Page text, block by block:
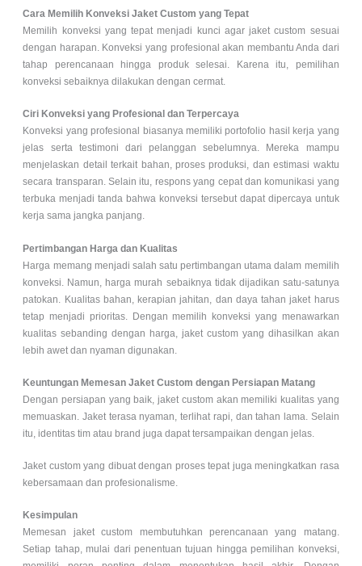
Cara Memilih Konveksi Jaket Custom yang Tepat
Memilih konveksi yang tepat menjadi kunci agar jaket custom sesuai
dengan harapan. Konveksi yang profesional akan membantu Anda dari
tahap perencanaan hingga produk selesai. Karena itu, pemilihan
konveksi sebaiknya dilakukan dengan cermat.
Ciri Konveksi yang Profesional dan Terpercaya
Konveksi yang profesional biasanya memiliki portofolio hasil kerja yang
jelas serta testimoni dari pelanggan sebelumnya. Mereka mampu
menjelaskan detail terkait bahan, proses produksi, dan estimasi waktu
secara transparan. Selain itu, respons yang cepat dan komunikasi yang
terbuka menjadi tanda bahwa konveksi tersebut dapat dipercaya untuk
kerja sama jangka panjang.
Pertimbangan Harga dan Kualitas
Harga memang menjadi salah satu pertimbangan utama dalam memilih
konveksi. Namun, harga murah sebaiknya tidak dijadikan satu-satunya
patokan. Kualitas bahan, kerapian jahitan, dan daya tahan jaket harus
tetap menjadi prioritas. Dengan memilih konveksi yang menawarkan
kualitas sebanding dengan harga, jaket custom yang dihasilkan akan
lebih awet dan nyaman digunakan.
Keuntungan Memesan Jaket Custom dengan Persiapan Matang
Dengan persiapan yang baik, jaket custom akan memiliki kualitas yang
memuaskan. Jaket terasa nyaman, terlihat rapi, dan tahan lama. Selain
itu, identitas tim atau brand juga dapat tersampaikan dengan jelas.
Jaket custom yang dibuat dengan proses tepat juga meningkatkan rasa
kebersamaan dan profesionalisme.
Kesimpulan
Memesan jaket custom membutuhkan perencanaan yang matang.
Setiap tahap, mulai dari penentuan tujuan hingga pemilihan konveksi,